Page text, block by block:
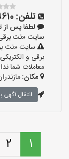
تلفن:
لطفا پس از
سایت «نت برقی»
سایت «نت
برقی و
معاملات شما
مکان:
انتقال آگهی
1
2